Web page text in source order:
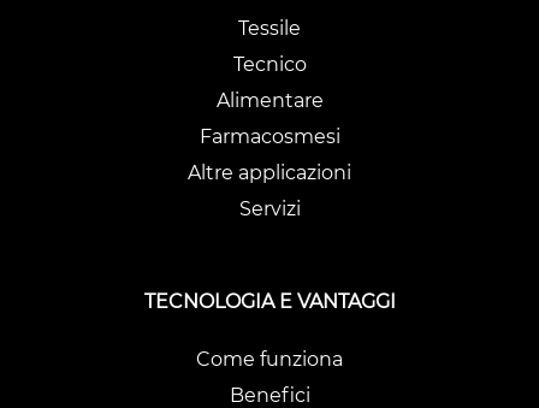
Tessile
Tecnico
Alimentare
Farmacosmesi
Altre applicazioni
Servizi
TECNOLOGIA E VANTAGGI
Come funziona
Benefici